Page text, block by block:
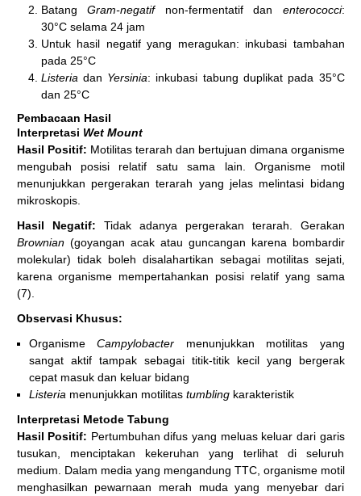
Batang Gram-negatifnon-fermentatif dan enterococci:
30°C selama 24 jam
Untuk hasil negatif yang meragukan: inkubasi tambahan
pada 25°C
Listeria dan Yersinia: inkubasi tabung duplikat pada 35°C
dan 25°C
Pembacaan Hasil
Interpretasi Wet Mount
Hasil Positif: Motilitas terarah dan bertujuan dimana organisme
mengubah posisi relatif satu sama lain. Organisme motil
menunjukkan pergerakan terarah yang jelas melintasi bidang
mikroskopis.
Hasil Negatif: Tidak adanya pergerakan terarah. Gerakan
Brownian(goyangan acak atau guncangan karena bombardir
molekular) tidak boleh disalahartikan sebagai motilitas sejati,
karena organisme mempertahankan posisi relatif yang sama
(7).
Observasi Khusus:
Organisme Campylobacter menunjukkan motilitas yang
sangat aktif tampak sebagai titik-titik kecil yang bergerak
cepat masuk dan keluar bidang
Listeria menunjukkan motilitas tumblingkarakteristik
Interpretasi Metode Tabung
Hasil Positif: Pertumbuhan difus yang meluas keluar dari garis
tusukan, menciptakan kekeruhan yang terlihat di seluruh
medium. Dalam media yang mengandung TTC, organisme motil
menghasilkan pewarnaan merah muda yang menyebar dari